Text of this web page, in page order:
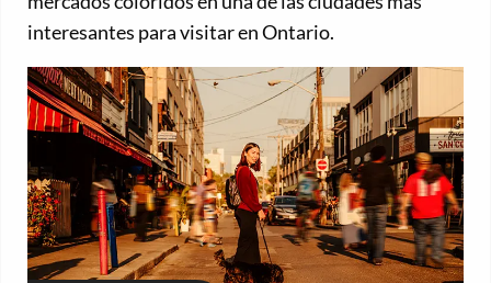
interesantes para visitar en Ontario.